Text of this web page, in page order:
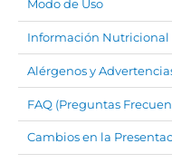
Modo de Uso
Información Nutricional
Alérgenos y
FAQ (Preguntas
Cambios en la